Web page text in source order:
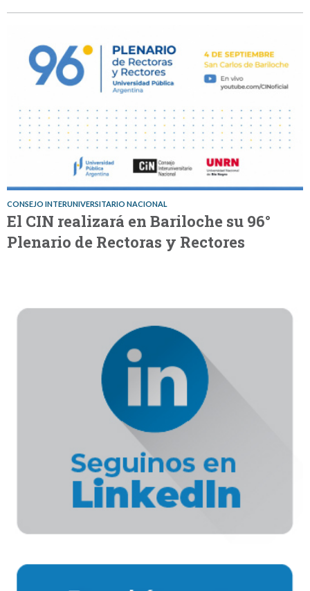
CONSEJO INTERUNIVERSITARIO NACIONAL
El CIN realizará en Bariloche su 96°
Plenario de Rectoras y Rectores